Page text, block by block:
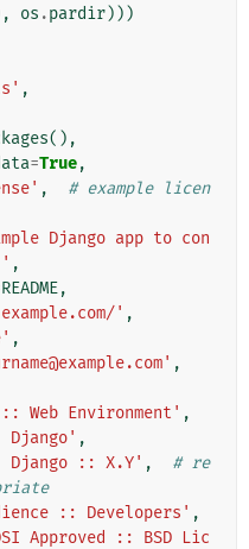
os .pardir)))
,
(),
=True,
,
# example licen
Django app to con
,
README,
' ,
,
,
Web Environment' ,
Django' ,
Django :: X.Y' ,
# re
:: Developers' ,
Approved :: BSD Lic